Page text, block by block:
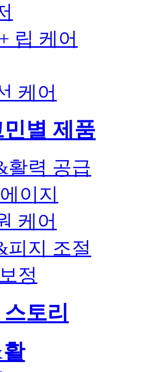
립 케어
케어
별 제품
활력 공급
이지
케어
피지 조절
정
토리